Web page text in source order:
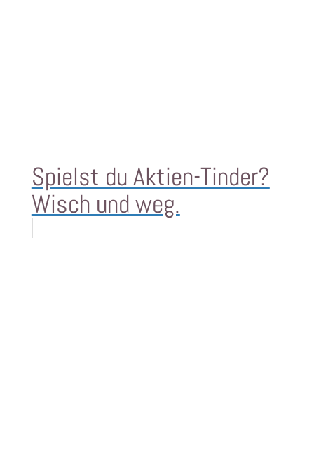
Spielst du Aktien-Tinder?
Wisch und weg.